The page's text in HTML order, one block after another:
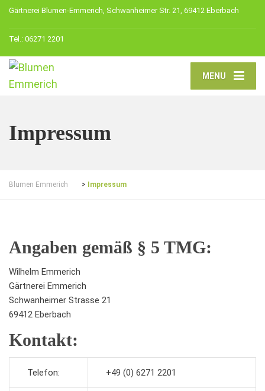
Gärtnerei Blumen-Emmerich, Schwanheimer Str. 21, 69412 Eberbach
Tel.: 06271 2201
MENU
Impressum
Blumen Emmerich > Impressum
Angaben gemäß § 5 TMG:
Wilhelm Emmerich
Gärtnerei Emmerich
Schwanheimer Strasse 21
69412 Eberbach
Kontakt:
Telefon: +49 (0) 6271 2201